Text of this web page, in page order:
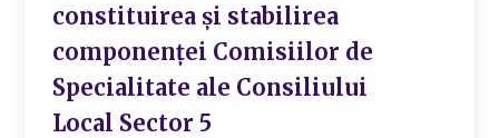
constituirea și stabilirea
componenței Comisiilor de
Specialitate ale Consiliului
Local Sector 5